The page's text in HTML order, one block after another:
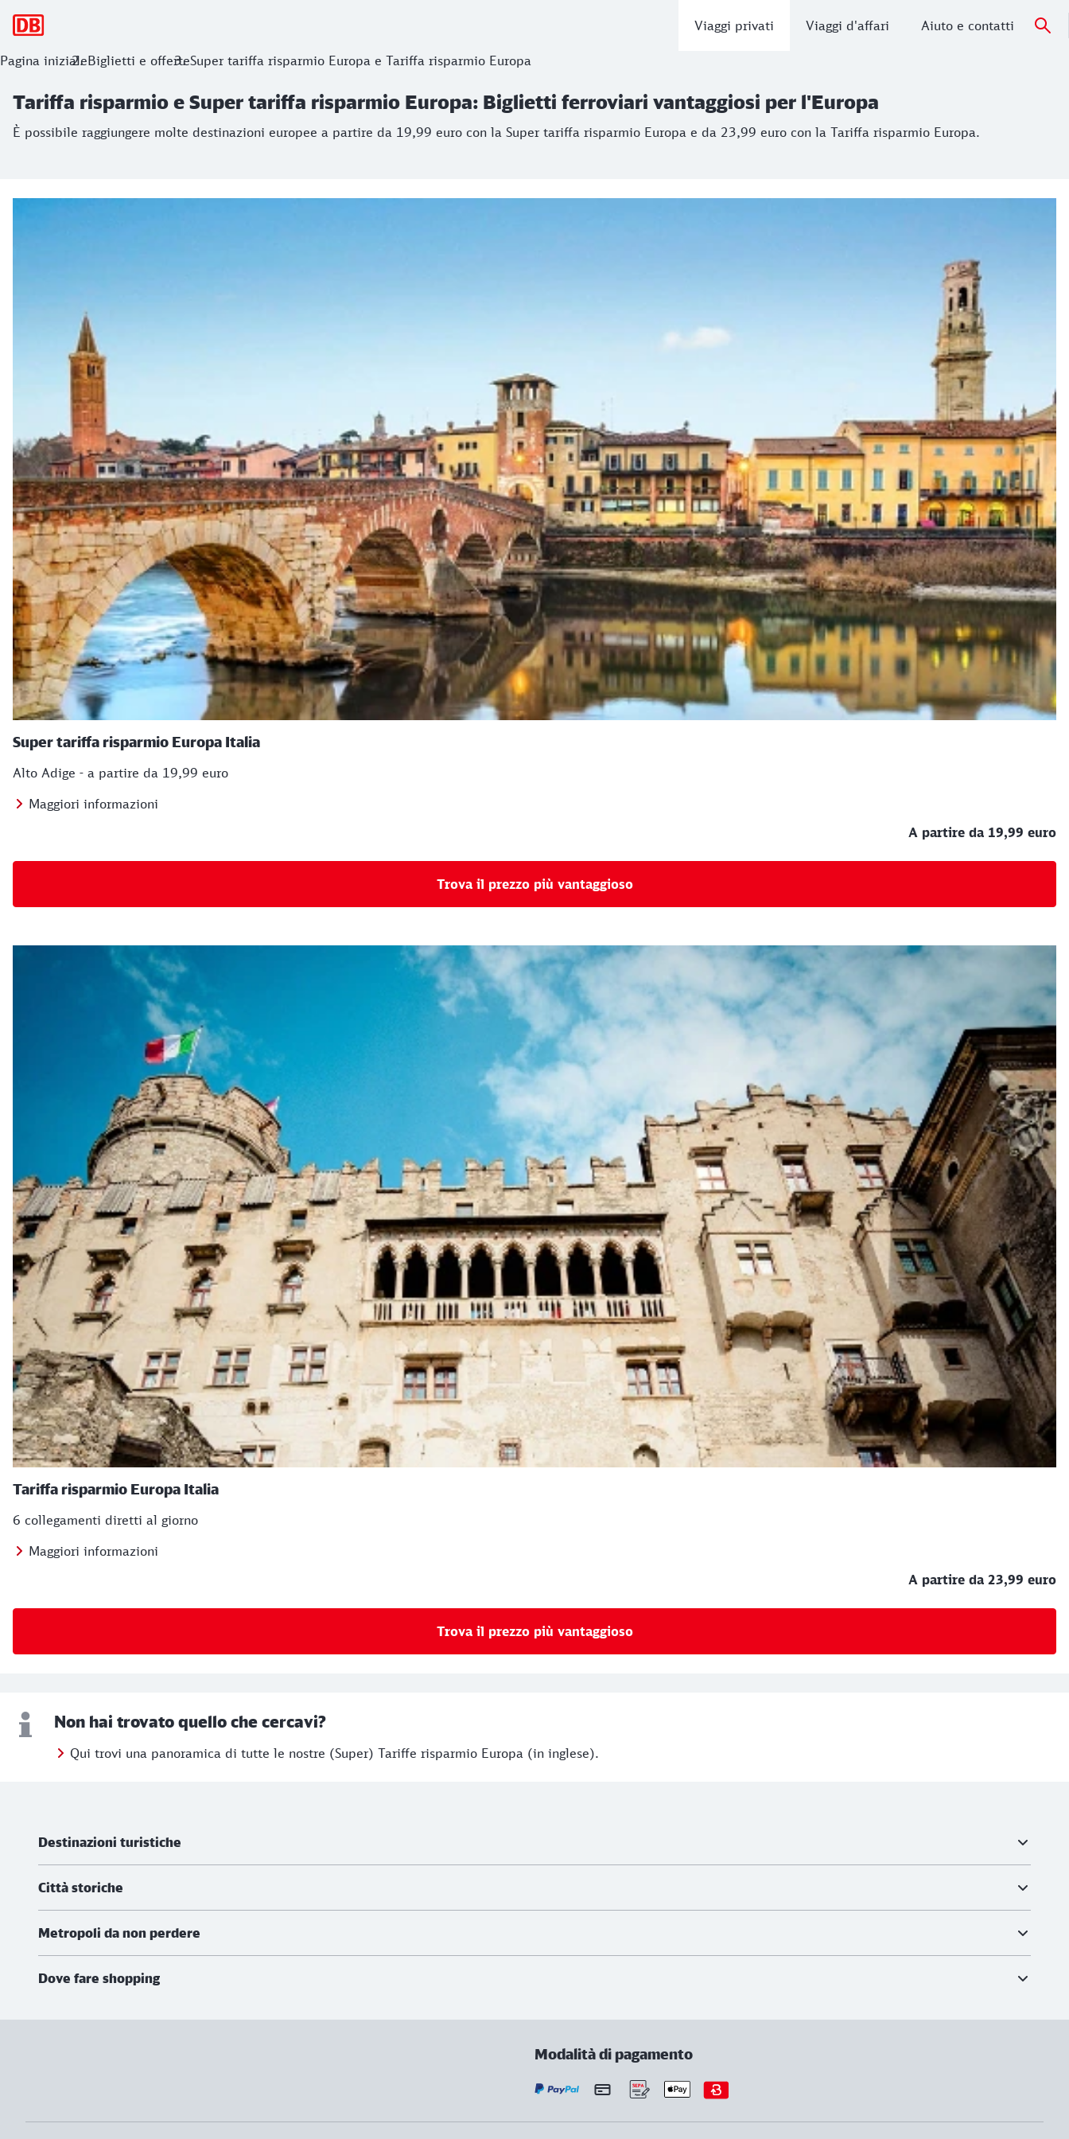
Viaggi privati Viaggi d'affari Aiuto e contatti
Tariffa risparmio e Super tariffa risparmio Europa: Biglietti ferroviari vantaggiosi per l'Europa
Pagina inizialeBiglietti e offerteSuper tariffa risparmio Europa e Tariffa risparmio Europa
Tariffa risparmio e Super tariffa risparmio Europa: Biglietti ferroviari vantaggiosi per l'Europa
È possibile raggiungere molte destinazioni europee a partire da 19,99 euro con la Super tariffa risparmio Europa e da 23,99 euro con la Tariffa risparmio Europa.
Tariffa risparmio e Super tariffa risparmio Europa
Super tariffa risparmio Europa Italia
Alto Adige - a partire da 19,99 euro
Maggiori informazioni
A partire da 19,99 euro
Trova il prezzo più vantaggioso
Tariffa risparmio Europa Italia
6 collegamenti diretti al giorno
Maggiori informazioni
A partire da 23,99 euro
Trova il prezzo più vantaggioso
Non hai trovato quello che cercavi?
Qui trovi una panoramica di tutte le nostre (Super) Tariffe risparmio Europa (in inglese).
Destinazioni turistiche
Città storiche
Metropoli da non perdere
Dove fare shopping
Modalità di pagamento